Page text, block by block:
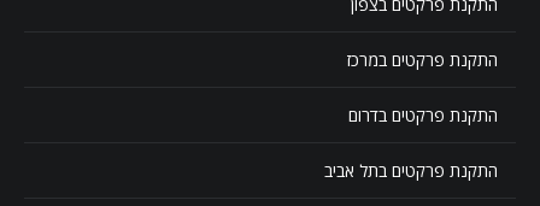
התקנת פרקטים במרכז
התקנת פרקטים בדרום
התקנת פרקטים בתל אביב